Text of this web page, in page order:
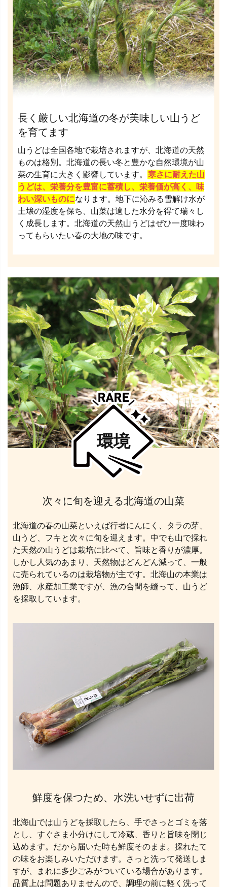
長く厳しい北海道の冬が美味しい山うど
を育てます
山うどは全国各地で栽培されますが、北海道の天然
ものは格別。北海道の長い冬と豊かな自然環境が山
菜の生育に大きく影響しています。 寒さに耐えた山
うどは、栄養分を豊富に蓄積し、栄養価が高く、味
わい深いものになります。地下に沁みる雪解け水が
土壌の湿度を保ち、山菜は適した水分を得て瑞々し
く成長します。北海道の天然山うどはぜひ一度味わ
ってもらいたい春の大地の味です。
環境
次々に旬を迎える北海道の山菜
北海道の春の山菜といえば行者にんにく、タラの芽、
山うど、フキと次々に旬を迎えます。中でも山で採れ
た天然の山うどは栽培に比べて、旨味と香りが濃厚。
しかし人気のあまり、天然物はどんどん減って、一般
に売られているのは栽培物が主です。北海山の本業は
漁師、水産加工業ですが、漁の合間を縫って、山うど
を採取しています。
鮮度を保つため、水洗いせずに出荷
北海山では山うどを採取したら、手でさっとゴミを落
とし、すぐさま小分けにして冷蔵、香りと旨味を閉じ
込めます。だから届いた時も鮮度そのまま。採れたて
の味をお楽しみいただけます。さっと洗って発送しま
すが、まれに多少ごみがついている場合があります。
品質上は問題ありませんので、調理の前に軽く洗って